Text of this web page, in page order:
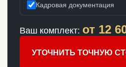
Кадровая документация
Ваш комплект: от 12
УТОЧНИТЬ ТОЧНУЮ